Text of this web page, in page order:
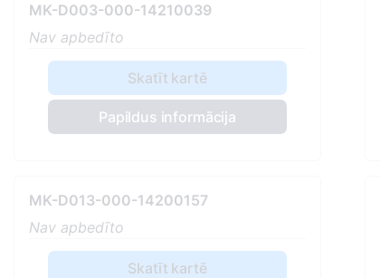
MK-D003-000-14210039
Nav apbedīto
Skatīt kartē
Papildus informācija
MK-D013-000-14200157
Nav apbedīto
Skatīt kartē